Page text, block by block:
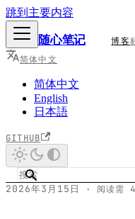
跳到主要内容
随心笔记 博客
简体中文
简体中文
English
日本語
GITHUB
2026年3月15日 · 阅读需